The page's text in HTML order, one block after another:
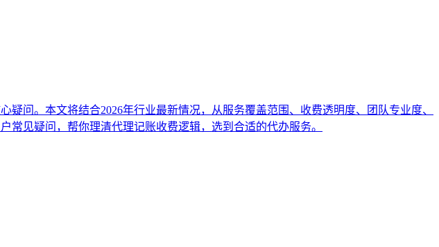
问。本文将结合2026年行业最新情况，从服务覆盖范围、收费透明度、团队专业度、
见疑问，帮你理清代理记账收费逻辑，选到合适的代办服务。